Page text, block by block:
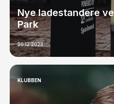
Nye ladestandere
Park
20.12.2023
KLUBBEN